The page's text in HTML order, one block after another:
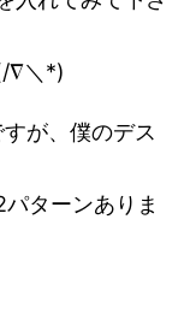
∇＼*)
が、僕のデス
ターンありま